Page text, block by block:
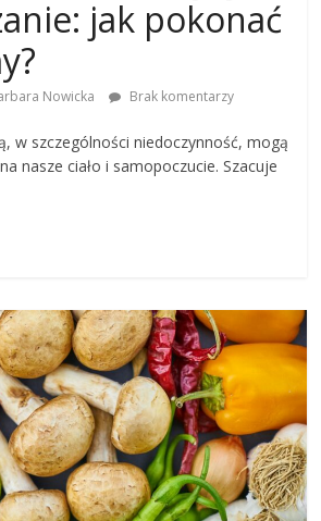
jak pokonać
Nowicka Brak komentarzy
w szczególności niedoczynność, mogą
nasze ciało i samopoczucie. Szacuje